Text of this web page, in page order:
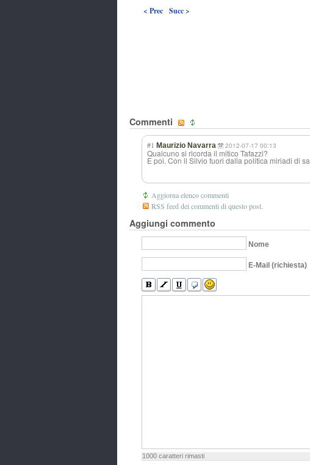
< Prec Succ >
Commenti
#1 Maurizio Navarra 2012-07-17 00:13
Qualcuno si ricorda il mitico Tafazzi?
E poi. Con il Silvio fuori dalla politica miriadi di
Aggiorna elenco commenti
RSS feed dei commenti di questo post.
Aggiungi commento
Nome
E-Mail (richiesta)
1000 caratteri rimasti